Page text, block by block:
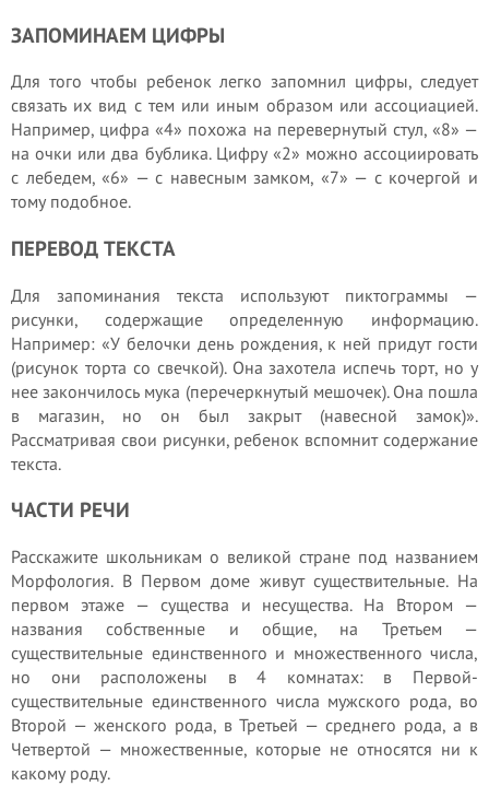
ЗАПОМИНАЕМ ЦИФРЫ
Для того чтобы ребенок легко запомнил цифры, следует
связать их вид с тем или иным образом или ассоциацией.
Например, цифра «4» похожа на перевернутый стул, «8» —
на очки или два бублика. Цифру «2» можно ассоциировать
с лебедем, «6» — с навесным замком, «7» — с кочергой и
тому подобное.
ПЕРЕВОД ТЕКСТА
Для запоминания текста используют пиктограммы —
рисунки, содержащие определенную информацию.
Например: «У белочки день рождения, к ней придут гости
(рисунок торта со свечкой). Она захотела испечь торт, но у
нее закончилось мука (перечеркнутый мешочек). Она пошла
в магазин, но он был закрыт (навесной замок)».
Рассматривая свои рисунки, ребенок вспомнит содержание
текста.
ЧАСТИ РЕЧИ
Расскажите школьникам о великой стране под названием
Морфология. В Первом доме живут существительные. На
первом этаже — существа и несущества. На Втором —
названия собственные и общие, на Третьем —
существительные единственного и множественного числа,
но они расположены в 4 комнатах: в Первой-
существительные единственного числа мужского рода, во
Второй — женского рода, в Третьей — среднего рода, а в
Четвертой — множественные, которые не относятся ни к
какому роду.